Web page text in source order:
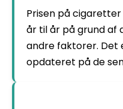
Prisen på
år til år på grund
andre faktorer. Det
opdateret på de